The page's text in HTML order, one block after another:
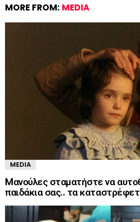
MORE FROM: MEDIA
MEDIA
Mανούλες σταματήστε να
παιδάκια σας.. τα